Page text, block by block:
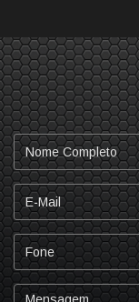
Nome
Completo
E-
mail
Fone
Mensagem